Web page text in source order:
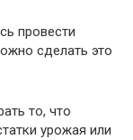
провести
сделать это
то, что
урожая или